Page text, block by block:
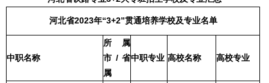
河北省2023年“3+2”贯通培养学校及专业名单
中职名称
所属
市/省
属
中职专业 高校名称 高校专业